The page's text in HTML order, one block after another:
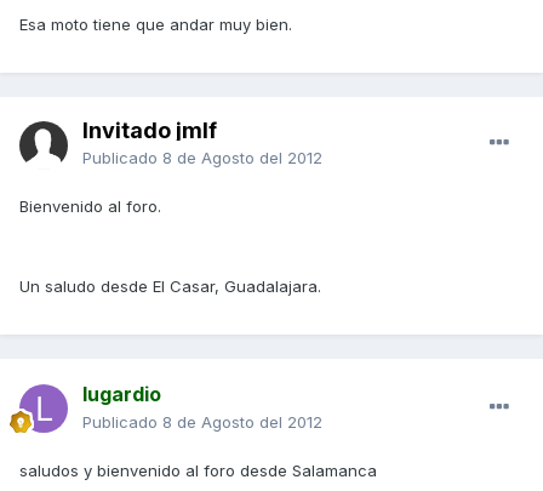
Esa moto tiene que andar muy bien.
Invitado jmlf
Publicado 8 de Agosto del 2012
Bienvenido al foro.
Un saludo desde El Casar, Guadalajara.
lugardio
Publicado 8 de Agosto del 2012
saludos y bienvenido al foro desde Salamanca